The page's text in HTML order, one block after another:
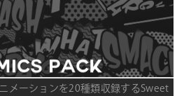
メーションを20種類収録するSweet